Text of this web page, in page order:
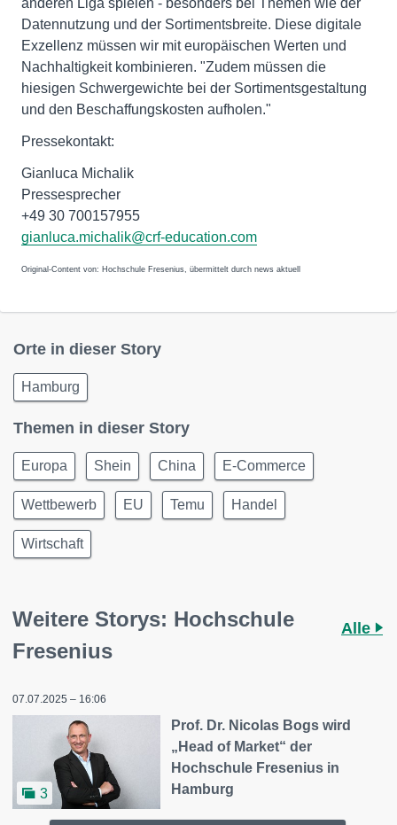
anderen Liga spielen - besonders bei Themen wie der
Datennutzung und der Sortimentsbreite. Diese digitale
Exzellenz müssen wir mit europäischen Werten und
Nachhaltigkeit kombinieren. "Zudem müssen die
hiesigen Schwergewichte bei der Sortimentsgestaltung
und den Beschaffungskosten aufholen."
Pressekontakt:
Gianluca Michalik
Pressesprecher
+49 30 700157955
gianluca.michalik@crf-education.com
Original-Content von: Hochschule Fresenius, übermittelt durch news aktuell
Orte in dieser Story
Hamburg
Themen in dieser Story
Europa Shein China E-Commerce
Wettbewerb EU Temu Handel
Wirtschaft
Weitere Storys: Hochschule
Fresenius
Alle
07.07.2025 – 16:06
3
Prof. Dr. Nicolas Bogs wird
„Head of Market“ der
Hochschule Fresenius in
Hamburg